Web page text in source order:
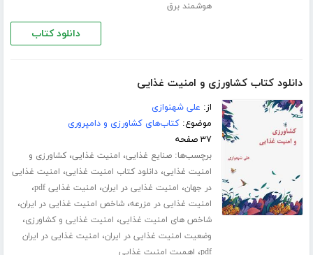
هوشمند برق
دانلود کتاب
دانلود کتاب کشاورزی و امنیت غذایی
از: علی شهنوازی
موضوع:کتاب‌های کشاورزی و دامپروری
۳۷ صفحه
برچسب‌ها:صنایع غذایی، امنیت غذایی،کشاورزی و
امنیت غذایی،دانلود کتاب امنیت غذایی، امنیت غذایی
در جهان، امنیت غذایی در ایران، امنیت غذایی pdf ،
امنیت غذایی در مزرعه،شاخص امنیت غذایی در ایران،
شاخص های امنیت غذایی، امنیت غذایی و کشاورزی،
وضعیت امنیت غذایی در ایران، امنیت غذایی در ایران
pdf، اهمیت امنیت غذایی